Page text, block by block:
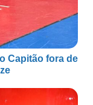
Capitão fora de